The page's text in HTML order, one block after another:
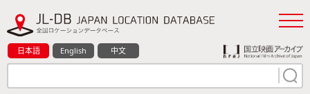
日本語 English 中文